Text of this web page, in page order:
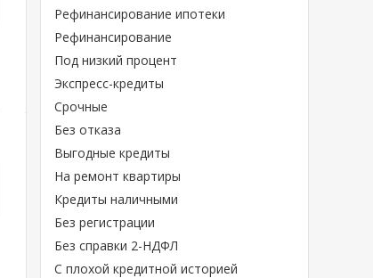
Рефинансирование ипотеки
Рефинансирование
Под низкий процент
Экспресс-кредиты
Срочные
Без отказа
Выгодные кредиты
На ремонт квартиры
Кредиты наличными
Без регистрации
Без справки 2-НДФЛ
С плохой кредитной историей